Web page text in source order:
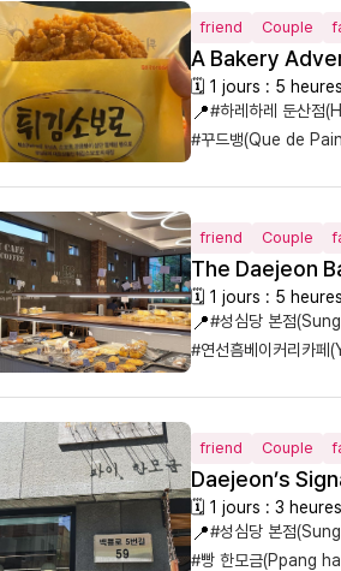
friend Couple
A Bakery
🗓 1 jours : 5 heures
📍#하레하레 둔산점
#꾸드뱅(Que de
friend Couple
The Daejeon
🗓 1 jours : 5 heures
📍#성심당 본점
#연선흠베이커리카
friend Couple
Daejeon’s
🗓 1 jours : 3 heures
📍#성심당 본점
#빵 한모금(Ppang